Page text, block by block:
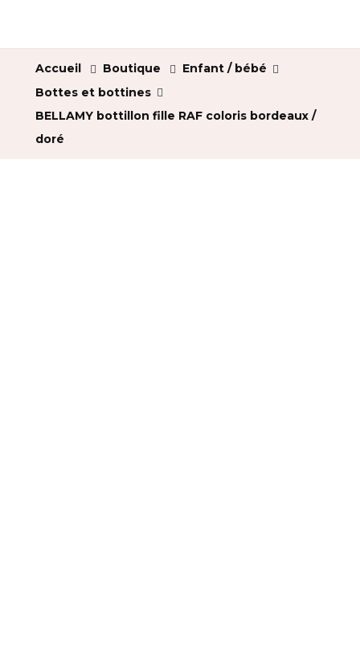
Accueil Boutique
Enfant / bébé
Bottes et bottines
BELLAMY bottillon fille RAF coloris bordeaux /
doré